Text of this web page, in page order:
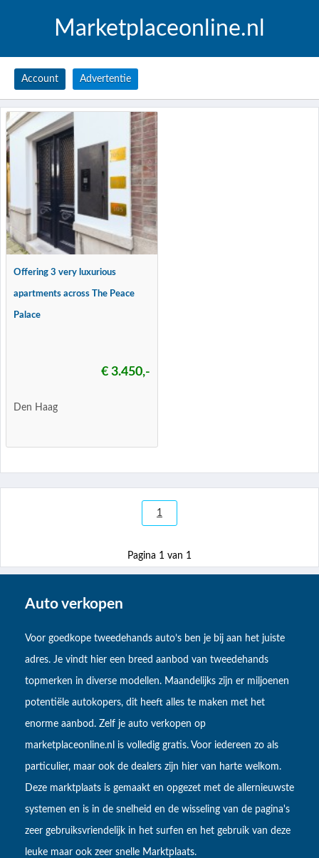
Marketplaceonline.nl
Account Advertentie
Offering 3 very luxurious
apartments across The Peace
Palace
€ 3.450,-
Den Haag
1
Pagina 1 van 1
Auto verkopen
Voor goedkope tweedehands auto’s ben je bij aan het juiste
adres. Je vindt hier een breed aanbod van tweedehands
topmerken in diverse modellen. Maandelijks zijn er miljoenen
potentiële autokopers, dit heeft alles te maken met het
enorme aanbod. Zelf je auto verkopen op
marketplaceonline.nl is volledig gratis. Voor iedereen zo als
particulier, maar ook de dealers zijn hier van harte welkom.
Deze marktplaats is gemaakt en opgezet met de allernieuwste
systemen en is in de snelheid en de wisseling van de pagina's
zeer gebruiksvriendelijk in het surfen en het gebruik van deze
leuke maar ook zeer snelle Marktplaats.